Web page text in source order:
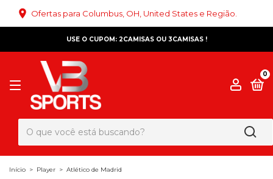
Ofertas para Columbus, OH, United States e Região.
USE O CUPOM: 2CAMISAS OU 3CAMISAS !
0
Início > Player > Atlético de Madrid